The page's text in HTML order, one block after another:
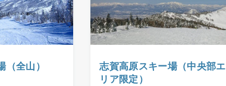
（全山）
志賀高原スキー場（中央部エ
リア限定）